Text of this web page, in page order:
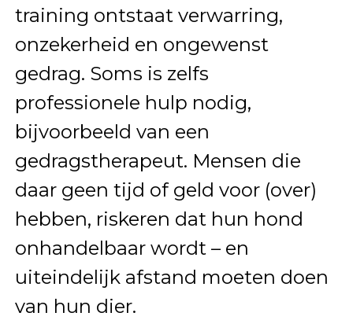
training ontstaat verwarring,
onzekerheid en ongewenst
gedrag. Soms is zelfs
professionele hulp nodig,
bijvoorbeeld van een
gedragstherapeut. Mensen die
daar geen tijd of geld voor (over)
hebben, riskeren dat hun hond
onhandelbaar wordt – en
uiteindelijk afstand moeten doen
van hun dier.